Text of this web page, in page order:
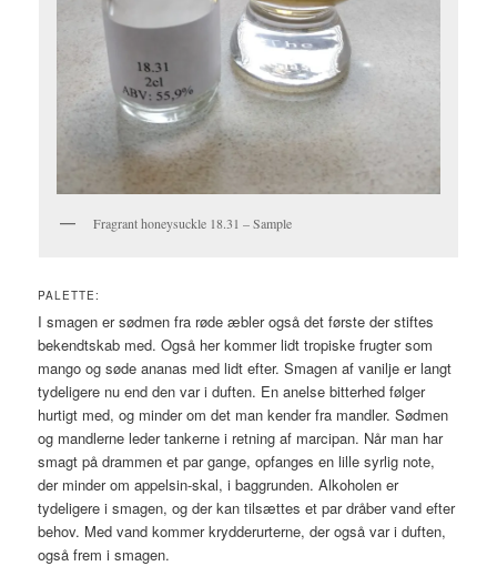
Fragrant honeysuckle 18.31 – Sample
PALETTE:
I smagen er sødmen fra røde æbler også det første der stiftes
bekendtskab med. Også her kommer lidt tropiske frugter som
mango og søde ananas med lidt efter. Smagen af vanilje er langt
tydeligere nu end den var i duften. En anelse bitterhed følger
hurtigt med, og minder om det man kender fra mandler. Sødmen
og mandlerne leder tankerne i retning af marcipan. Når man har
smagt på drammen et par gange, opfanges en lille syrlig note,
der minder om appelsin-skal, i baggrunden. Alkoholen er
tydeligere i smagen, og der kan tilsættes et par dråber vand efter
behov. Med vand kommer krydderurterne, der også var i duften,
også frem i smagen.